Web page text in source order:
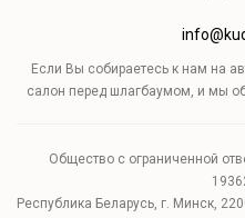
Если Вы собираетесь к нам на
салон перед шлагбаумом, и мы
Общество с ограниченной
Республика Беларусь, г. Минск,